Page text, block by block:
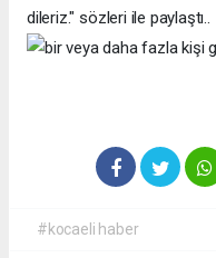
dileriz." sözleri ile paylaştı..
#kocaeli haber